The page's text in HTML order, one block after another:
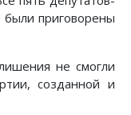
приговорены
не смогли
созданной и